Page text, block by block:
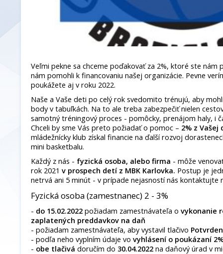
Veľmi pekne sa chceme poďakovať za 2%, ktoré ste nám
nám pomohli k financovaniu našej organizácie. Pevne
poukážete aj v roku 2022.
Naše a Vaše deti po celý rok svedomito trénujú, aby
body v tabuľkách. Na to ale treba zabezpečiť nielen
samotný tréningový proces - pomôcky, prenájom haly, i
Chceli by sme Vás preto požiadať o pomoc – 2% z Vašej
mládežnícky klub získal financie na ďalší rozvoj
mini basketbalu.
Každý z nás - fyzická osoba, alebo firma - môže
rok 2021 v prospech detí z MBK Karlovka. Postup je
netrvá ani 5 minút - v prípade nejasností nás kontaktujte
Fyzická osoba (zamestnanec) 2 - 3%
- do 15.02.2022 požiadam zamestnávateľa o vykonanie
zaplatených preddavkov na daň
- požiadam zamestnávateľa, aby vystavil tlačivo
- podľa neho vyplním údaje vo vyhlásení o poukázaní
- obe tlačivá doručím do 30.04.2022 na daňový úrad v